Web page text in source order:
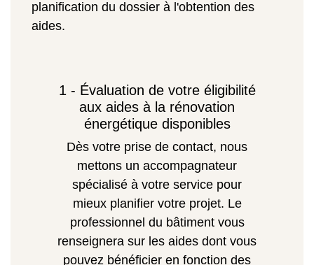
planification du dossier à l'obtention des
aides.
1 - Évaluation de votre éligibilité
aux aides à la rénovation
énergétique disponibles
Dès votre prise de contact, nous
mettons un accompagnateur
spécialisé à votre service pour
mieux planifier votre projet. Le
professionnel du bâtiment vous
renseignera sur les aides dont vous
pouvez bénéficier en fonction des